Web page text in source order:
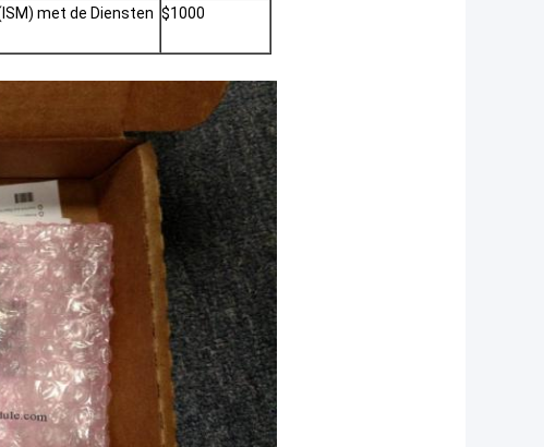
met de Diensten $1000